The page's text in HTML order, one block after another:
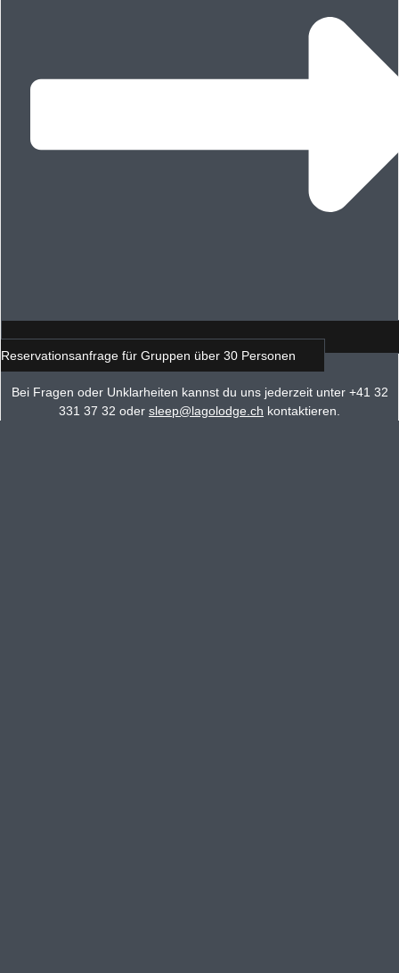
Reservationsanfrage für Gruppen über 30 Personen
Bei Fragen oder Unklarheiten kannst du uns jederzeit unter +41 32
331 37 32 oder sleep@lagolodge.ch kontaktieren.